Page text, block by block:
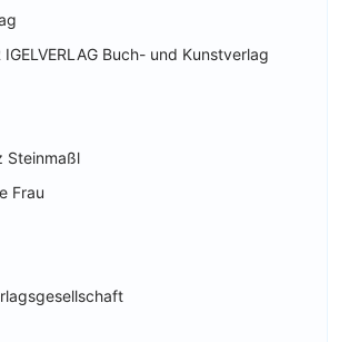
IGELVERLAG Buch- und Kunstverlag
Steinmaßl
Frau